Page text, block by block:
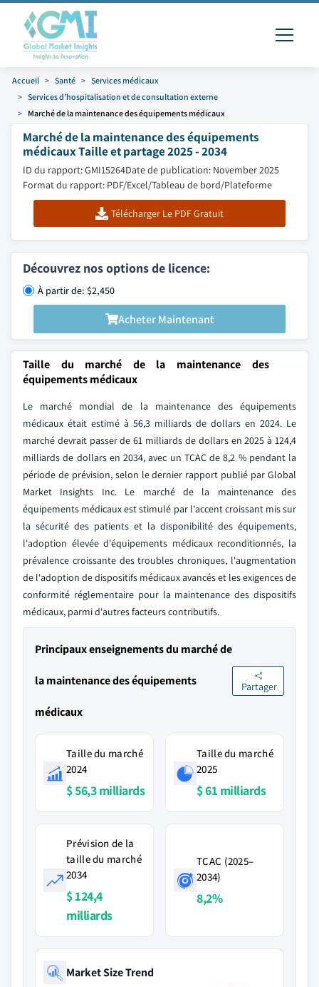
Accueil Santé
Services médicaux
Services d’hospitalisation et de consultation externe
Marché de la maintenance des équipements médicaux
Marché de la maintenance des équipements
médicaux Taille et partage 2025 - 2034
ID du rapport: GMI15264Date de publication: November 2025
Format du rapport: PDF/Excel/Tableau de bord/Plateforme
Télécharger Le PDF Gratuit
Découvrez nos options de licence:
À partir de: $2,450
Acheter Maintenant
Taille du marché de la maintenance des
équipements médicaux
Le marché mondial de la maintenance des équipements
médicaux était estimé à 56,3 milliards de dollars en 2024. Le
marché devrait passer de 61 milliards de dollars en 2025 à 124,4
milliards de dollars en 2034, avec un TCAC de 8,2 % pendant la
période de prévision, selon le dernier rapport publié par Global
Market Insights Inc. Le marché de la maintenance des
équipements médicaux est stimulé par l'accent croissant mis sur
la sécurité des patients et la disponibilité des équipements,
l'adoption élevée d'équipements médicaux reconditionnés, la
prévalence croissante des troubles chroniques, l'augmentation
de l'adoption de dispositifs médicaux avancés et les exigences de
conformité réglementaire pour la maintenance des dispositifs
médicaux, parmi d'autres facteurs contributifs.
Principaux enseignements du marché de
la maintenance des équipements
médicaux
Partager
Taille du marché
2024
$ 56,3 milliards
Taille du marché
2025
$ 61 milliards
Prévision de la
taille du marché
2034
$ 124,4
milliards
TCAC (2025–
2034)
8,2%
Market Size Trend